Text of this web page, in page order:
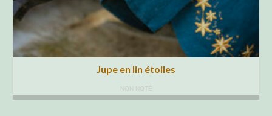
Jupe en lin étoiles
NON NOTÉ